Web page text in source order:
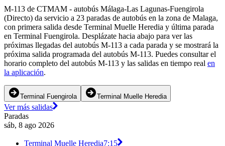
M-113 de CTMAM - autobús Málaga-Las Lagunas-Fuengirola
(Directo) da servicio a 23 paradas de autobús en la zona de Malaga,
con primera salida desde Terminal Muelle Heredia y última parada
en Terminal Fuengirola. Desplázate hacia abajo para ver las
próximas llegadas del autobús M-113 a cada parada y se mostrará la
próxima salida programada del autobús M-113. Puedes consultar el
horario completo del autobús M-113 y las salidas en tiempo real en
la aplicación.
Terminal Fuengirola Terminal Muelle Heredia
Ver más salidas
Paradas
sáb, 8 ago 2026
Terminal Muelle Heredia7:15